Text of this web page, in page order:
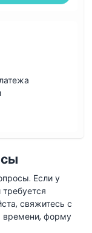
Если у
свяжитесь с
времени, форму